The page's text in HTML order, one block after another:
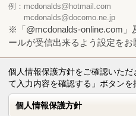
例：mcdonalds@hotmail.com
mcdonalds@docomo.ne.jp
※「@mcdonalds-online.com」
ールが受信出来るよう設定をお
個人情報保護方針をご確認いた
て入力内容を確認する」ボタンを
個人情報保護方針